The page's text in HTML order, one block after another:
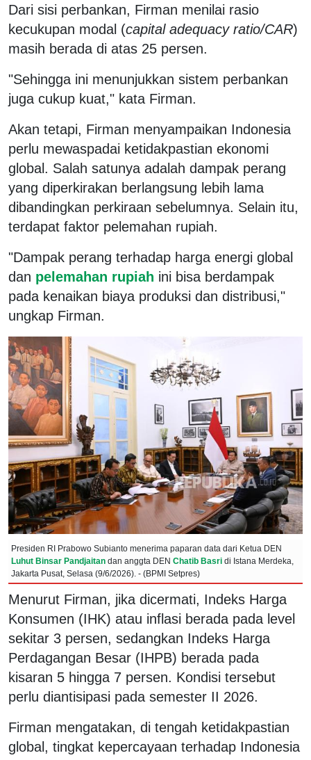
Dari sisi perbankan, Firman menilai rasio
kecukupan modal (capital adequacy ratio/CAR)
masih berada di atas 25 persen.
"Sehingga ini menunjukkan sistem perbankan
juga cukup kuat," kata Firman.
Akan tetapi, Firman menyampaikan Indonesia
perlu mewaspadai ketidakpastian ekonomi
global. Salah satunya adalah dampak perang
yang diperkirakan berlangsung lebih lama
dibandingkan perkiraan sebelumnya. Selain itu,
terdapat faktor pelemahan rupiah.
"Dampak perang terhadap harga energi global
dan pelemahan rupiah ini bisa berdampak
pada kenaikan biaya produksi dan distribusi,"
ungkap Firman.
Presiden RI Prabowo Subianto menerima paparan data dari Ketua DEN
Luhut Binsar Pandjaitan dan anggta DEN Chatib Basri di Istana Merdeka,
Jakarta Pusat, Selasa (9/6/2026). - (BPMI Setpres)
Menurut Firman, jika dicermati, Indeks Harga
Konsumen (IHK) atau inflasi berada pada level
sekitar 3 persen, sedangkan Indeks Harga
Perdagangan Besar (IHPB) berada pada
kisaran 5 hingga 7 persen. Kondisi tersebut
perlu diantisipasi pada semester II 2026.
Firman mengatakan, di tengah ketidakpastian
global, tingkat kepercayaan terhadap Indonesia